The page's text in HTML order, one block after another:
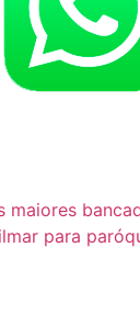
maiores
para